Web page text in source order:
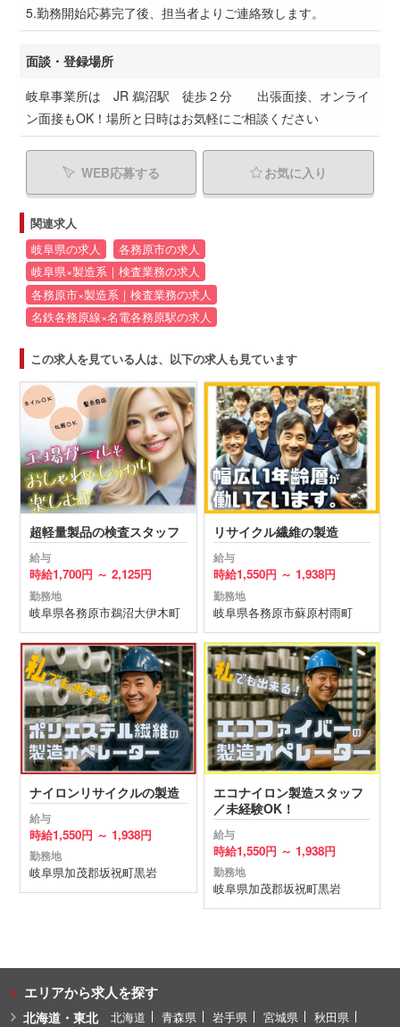
5.勤務開始応募完了後、担当者よりご連絡致します。
面談・登録場所
岐阜事業所は JR 鵜沼駅 徒歩２分 出張面接、オンライ
ン面接もOK！場所と日時はお気軽にご相談ください
WEB応募する お気に入り
関連求人
岐阜県の求人
各務原市の求人
岐阜県×製造系｜検査業務の求人
各務原市×製造系｜検査業務の求人
名鉄各務原線×名電各務原駅の求人
この求人を見ている人は、以下の求人も見ています
超軽量製品の検査スタッフ
給与
時給1,700円 ～ 2,125円
勤務地
岐阜県各務原市鵜沼大伊木町
リサイクル繊維の製造
給与
時給1,550円 ～ 1,938円
勤務地
岐阜県各務原市蘇原村雨町
ナイロンリサイクルの製造
給与
時給1,550円 ～ 1,938円
勤務地
岐阜県加茂郡坂祝町黒岩
エコナイロン製造スタッフ
／未経験OK！
給与
時給1,550円 ～ 1,938円
勤務地
岐阜県加茂郡坂祝町黒岩
エリアから求人を探す
北海道・東北 北海道 青森県 岩手県 宮城県
秋田県